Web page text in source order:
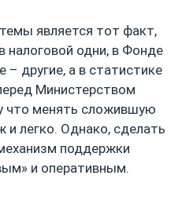
является тот факт,
налоговой одни, в Фонде
– другие, а в статистике
Министерством
что менять сложившую
и легко. Однако, сделать
поддержки
и оперативным.